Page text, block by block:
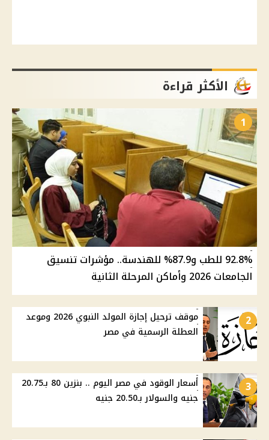
الأكثر قراءة
1
92.8% للطب و87.9% للهندسة.. مؤشرات تنسيق
الجامعات 2026 وأماكن المرحلة الثانية
2
موقف ترحيل إجازة المولد النبوي 2026 وموعد
العطلة الرسمية في مصر
3
أسعار الوقود في مصر اليوم .. بنزين 80 بـ20.75
جنيه والسولار بـ20.50 جنيه